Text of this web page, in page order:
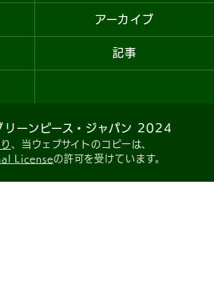
アーカイブ
記事
リーンピース・ジャパン 2024
、当ウェブサイトのコピーは、
Licenseの許可を受けています。